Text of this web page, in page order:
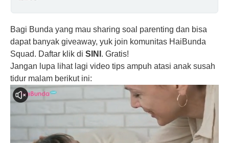
Bagi Bunda yang mau sharing soal parenting dan bisa
dapat banyak giveaway, yuk join komunitas HaiBunda
Squad. Daftar klik di SINI . Gratis!
Jangan lupa lihat lagi video tips ampuh atasi anak susah
tidur malam berikut ini: